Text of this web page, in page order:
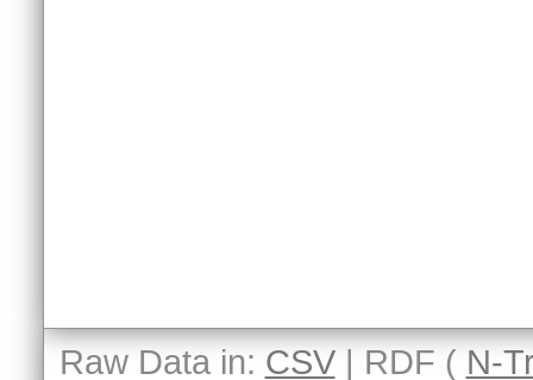
Raw Data in: CSV| RDF ( N-